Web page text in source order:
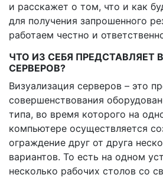
и расскажет о том, что и как
для получения запрошенного
работаем честно и
ЧТО ИЗ СЕБЯ ПРЕДСТАВЛЯЕТ
СЕРВЕРОВ?
Визуализация серверов – это
совершенствования
типа, во время которого на
компьютере осуществляется
ограждение друг от друга
вариантов. То есть на одном
несколько рабочих столов со